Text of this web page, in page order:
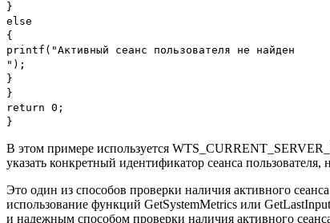
}
else
{
printf("Активный сеанс пользователя не найден
");
}
}
return 0;
}
В этом примере используется
указать конкретный идентификатор сеанса
Это один из способов проверки наличия активного
использование функций GetSystemMetrics или
и надежным способом проверки наличия активного